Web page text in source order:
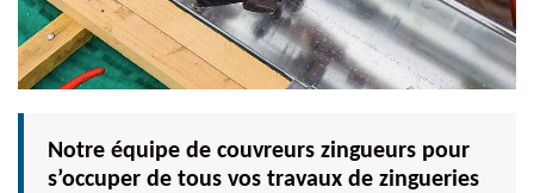
Notre équipe de couvreurs zingueurs pour
s’occuper de tous vos travaux de zingueries